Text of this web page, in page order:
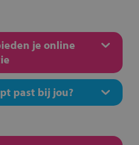
je online
past bij jou?